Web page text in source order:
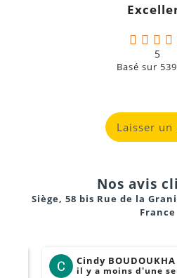
5
Basé sur 539
Laisser un
Nos avis
Siège, 58 bis Rue de la
France
Cindy BOUDOUKHA
il y a moins d'une